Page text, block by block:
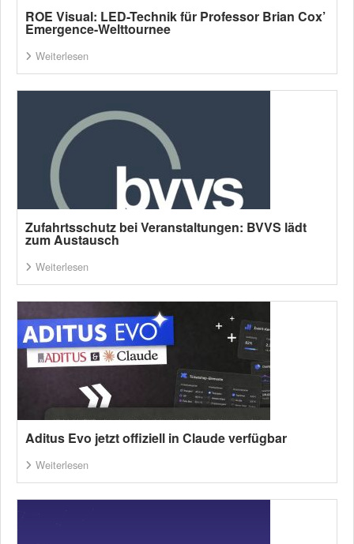
ROE Visual: LED-Technik für Professor Brian Cox’
Emergence-Welttournee
Weiterlesen
Zufahrtsschutz bei Veranstaltungen: BVVS lädt
zum Austausch
Weiterlesen
Aditus Evo jetzt offiziell in Claude verfügbar
Weiterlesen